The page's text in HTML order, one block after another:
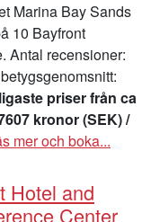
Marina Bay Sands
10 Bayfront
Antal recensioner:
priser från ca
kronor (SEK) /
mer och boka...
Hotel and
Center